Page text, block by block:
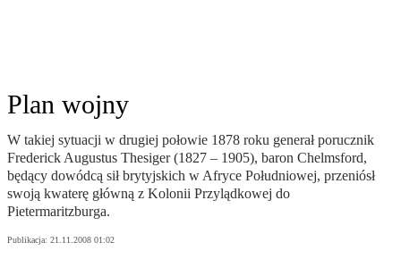
Plan wojny
W takiej sytuacji w drugiej połowie 1878 roku generał porucznik
Frederick Augustus Thesiger (1827 – 1905), baron Chelmsford,
będący dowódcą sił brytyjskich w Afryce Południowej, przeniósł
swoją kwaterę główną z Kolonii Przylądkowej do
Pietermaritzburga.
Publikacja: 21.11.2008 01:02